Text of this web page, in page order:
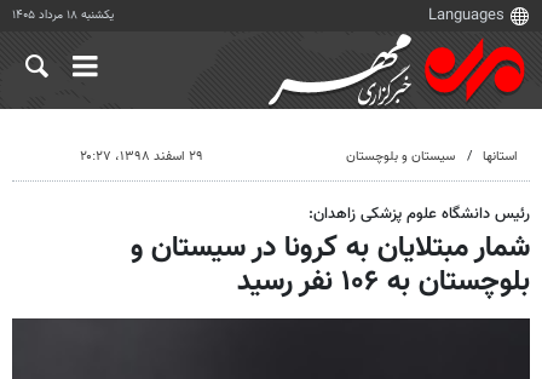
یکشنبه ۱۸ مرداد ۱۴۰۵
استانها سیستان و بلوچستان ۲۹ اسفند ۱۳۹۸، ۲۰:۲۷
رئیس دانشگاه علوم پزشکی زاهدان:
شمار مبتلایان به کرونا در سیستان و
بلوچستان به ۱۰۶ نفر رسید